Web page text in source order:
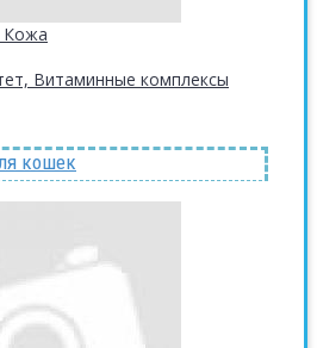
Кожа
Витаминные комплексы
кошек